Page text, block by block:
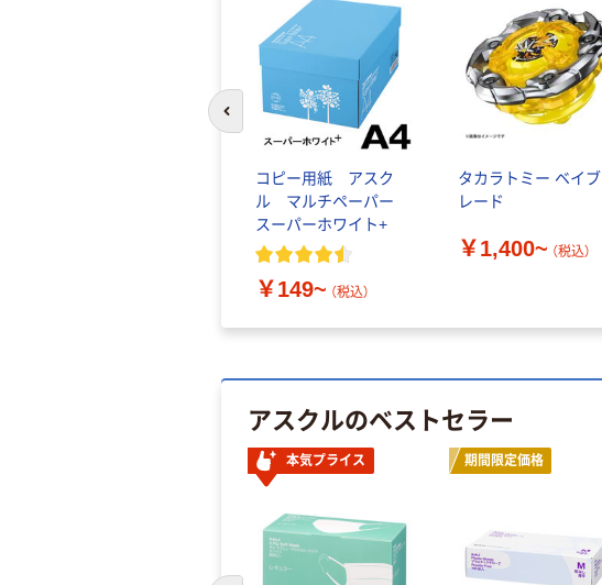
コピー用紙 アスク
ル マルチペーパー
スーパーホワイト+
￥149~ （税込）
タカラトミー ベイブ
レード
￥1,400~ （税込）
前のスライドへ
アスクルのベストセラー
本気プライス 期間限定価格